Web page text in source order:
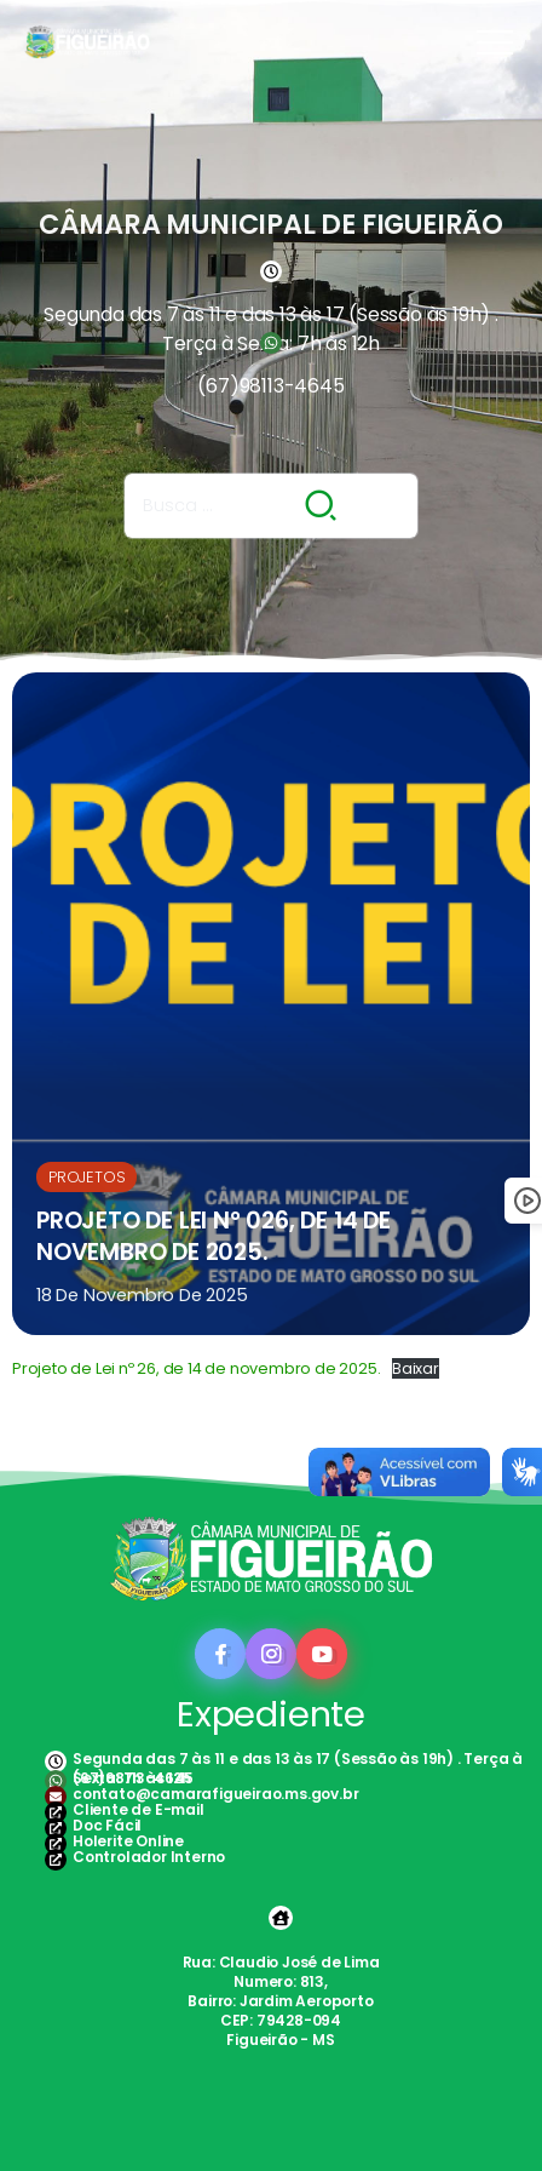
CÂMARA MUNICIPAL DE FIGUEIRÃO
Segunda das 7 às 11 e das 13 às 17 (Sessão às 19h) .
Terça à Sexta: 7h às 12h
(67)98113-4645
PROJETOS
PROJETO DE LEI N° 026, DE 14 DE
NOVEMBRO DE 2025.
18 De Novembro De 2025
Projeto de Lei nº 26, de 14 de novembro de 2025. Baixar
Expediente
Segunda das 7 às 11 e das 13 às 17 (Sessão às 19h) . Terça à
Sexta: 7h às 12h
(67)98113-4645
contato@camarafigueirao.ms.gov.br
Cliente de E-mail
Doc Fácil
Holerite Online
Controlador Interno
Rua: Claudio José de Lima
Numero: 813,
Bairro: Jardim Aeroporto
CEP: 79428-094
Figueirão - MS